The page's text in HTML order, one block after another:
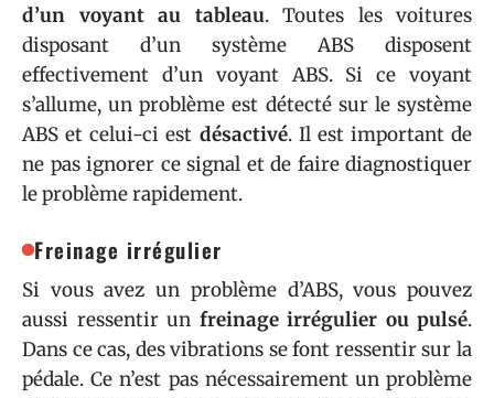
d’un voyant au tableau. Toutes les voitures
disposant d’un système ABS disposent
effectivement d’un voyant ABS. Si ce voyant
s’allume, un problème est détecté sur le système
ABS et celui-ci est désactivé. Il est important de
ne pas ignorer ce signal et de faire diagnostiquer
le problème rapidement.
Freinage irrégulier
Si vous avez un problème d’ABS, vous pouvez
aussi ressentir un freinage irrégulier ou pulsé.
Dans ce cas, des vibrations se font ressentir sur la
pédale. Ce n’est pas nécessairement un problème